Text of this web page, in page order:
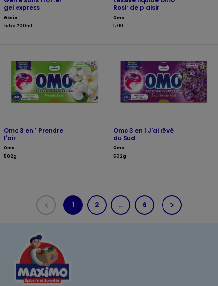
gel express
Génie
tube 200ml
Rosir de plaisir
Omo
1,76L
Omo 3 en 1 Prendre
l'air
Omo
502g
Omo 3 en 1 J'ai rêvé
du Sud
Omo
502g
1(current)
2 … 6